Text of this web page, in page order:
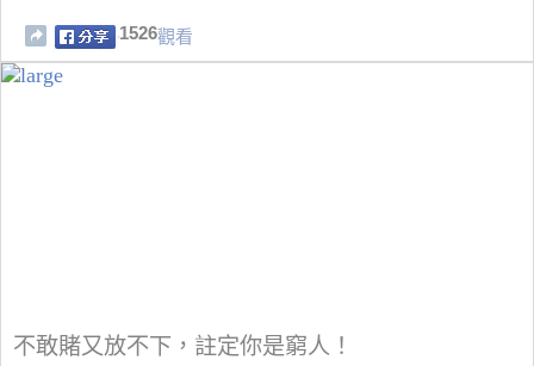
1526觀看
不敢賭又放不下，註定你是窮人！